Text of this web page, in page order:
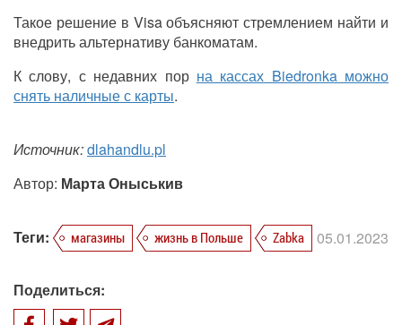
Такое решение в Visaобъясняют стремлением найти и
внедрить альтернативу банкоматам.
К слову, с недавних пор на кассах Biedronka можно
снять наличные с карты.
Источник:dlahandlu.pl
Автор: Марта Оныськив
Теги: магазины жизнь в Польше Zabka 05.01.2023
Поделиться: